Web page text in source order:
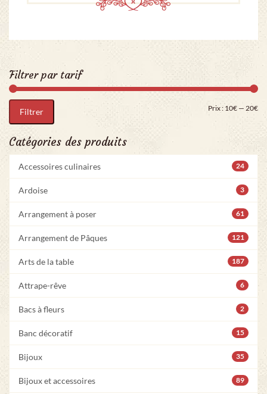
Filtrer par tarif
Filtrer Prix : 10€ — 20€
Catégories des produits
Accessoires culinaires 24
Ardoise 3
Arrangement à poser 61
Arrangement de Pâques 121
Arts de la table 187
Attrape-rêve 6
Bacs à fleurs 2
Banc décoratif 15
Bijoux 35
Bijoux et accessoires 89